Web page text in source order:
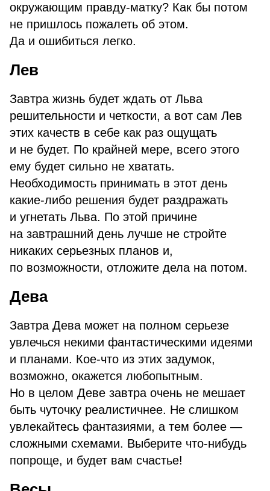
окружающим правду-матку? Как бы потом
не пришлось пожалеть об этом.
Да и ошибиться легко.
Лев
Завтра жизнь будет ждать от Льва
решительности и четкости, а вот сам Лев
этих качеств в себе как раз ощущать
и не будет. По крайней мере, всего этого
ему будет сильно не хватать.
Необходимость принимать в этот день
какие-либо решения будет раздражать
и угнетать Льва. По этой причине
на завтрашний день лучше не стройте
никаких серьезных планов и,
по возможности, отложите дела на потом.
Дева
Завтра Дева может на полном серьезе
увлечься некими фантастическими идеями
и планами. Кое-что из этих задумок,
возможно, окажется любопытным.
Но в целом Деве завтра очень не мешает
быть чуточку реалистичнее. Не слишком
увлекайтесь фантазиями, а тем более —
сложными схемами. Выберите что-нибудь
попроще, и будет вам счастье!